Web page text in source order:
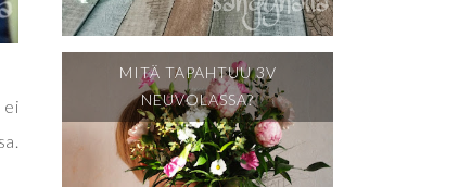
ei
MITÄ TAPAHTUU 3V
NEUVOLASSA?